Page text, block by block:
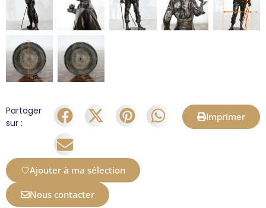
Partager
sur :
Imprimer
Ajouter à ma sélection
Nous contacter